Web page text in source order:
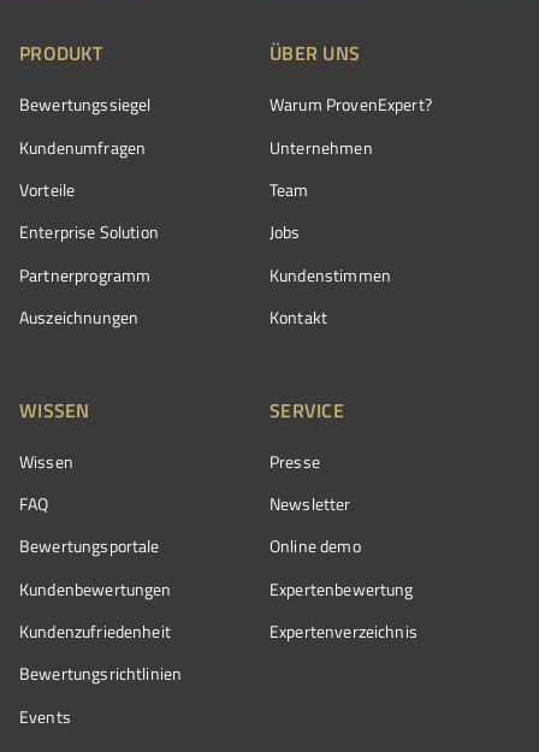
PRODUKT
Bewertungssiegel
Kundenumfragen
Vorteile
Enterprise Solution
Partnerprogramm
Auszeichnungen
ÜBER UNS
Warum ProvenExpert?
Unternehmen
Team
Jobs
Kundenstimmen
Kontakt
WISSEN
Wissen
FAQ
Bewertungsportale
Kundenbewertungen
Kundenzufriedenheit
Bewertungs­richtlinien
Events
SERVICE
Presse
Newsletter
Online demo
Expertenbewertung
Expertenverzeichnis